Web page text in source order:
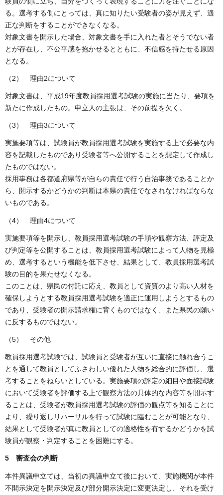
る。選考する側にとっては、真に知りたい受験者の姿が見えず、適
正な判断をすることができなくなる。
対象文書を開示した場合、対象文書を手に入れた者とそうでない者
とが存在し、不公平感を抱かせるとともに、不信感を持たせる原因
となる。
（2） 理由2について
対象文書は、平成19年度教員採用選考試験の実施に当たり、要項を
新たに作成したもの。申立人の主張は、その前提を欠く。
（3） 理由3について
実施要項等は、試験員が教員採用選考試験を実施する上で必要な内
容を記載したものであり受験者等へ公開することを想定して作成し
たものではない。
採用事務は各都道府県等が自らの責任で行う自治事務であることか
ら、開示するかどうかの判断は本県の責任でなされなければならな
いものである。
（4） 理由4について
実施要項等を開示し、教員採用選考試験の手順や観察方法、評定及
び判定等を公開することは、教員採用選考試験によって人物を見極
め、選考するという機能を低下させ、結果として、教員採用選考試
験の目的を果たせなくなる。
このことは、県民の付託に応え、教員として資質のより高い人材を
確保しようとする教員採用選考試験を適正に運用しようとするもの
であり、受験者の開示請求権に背くものではなく、また県民の願い
に反するものではない。
（5） その他
教員採用選考試験では、試験員と受験者が互いに直接に触れ合うこ
とを通して教員としてふさわしい優れた人物を総合的に評価し、選
考することをねらいとしている。実施要項の評定の細目や面接試験
において受験者を評価する上で観察方法の具体的な内容等を開示す
ることは、受験者が教員採用選考試験の評価の観点等を知ることに
より、繰り返しリハーサルを行って試験に臨むことが可能となり、
結果として受験者が真に教員としての適格性を有するかどうかを試
験員が観察・判定することを困難にする。
5 審査会の判断
本件異議申立ては、当初の異議申立て後において、実施機関が本件
不開示決定を開示決定及び部分開示決定に変更決定し、それを受け